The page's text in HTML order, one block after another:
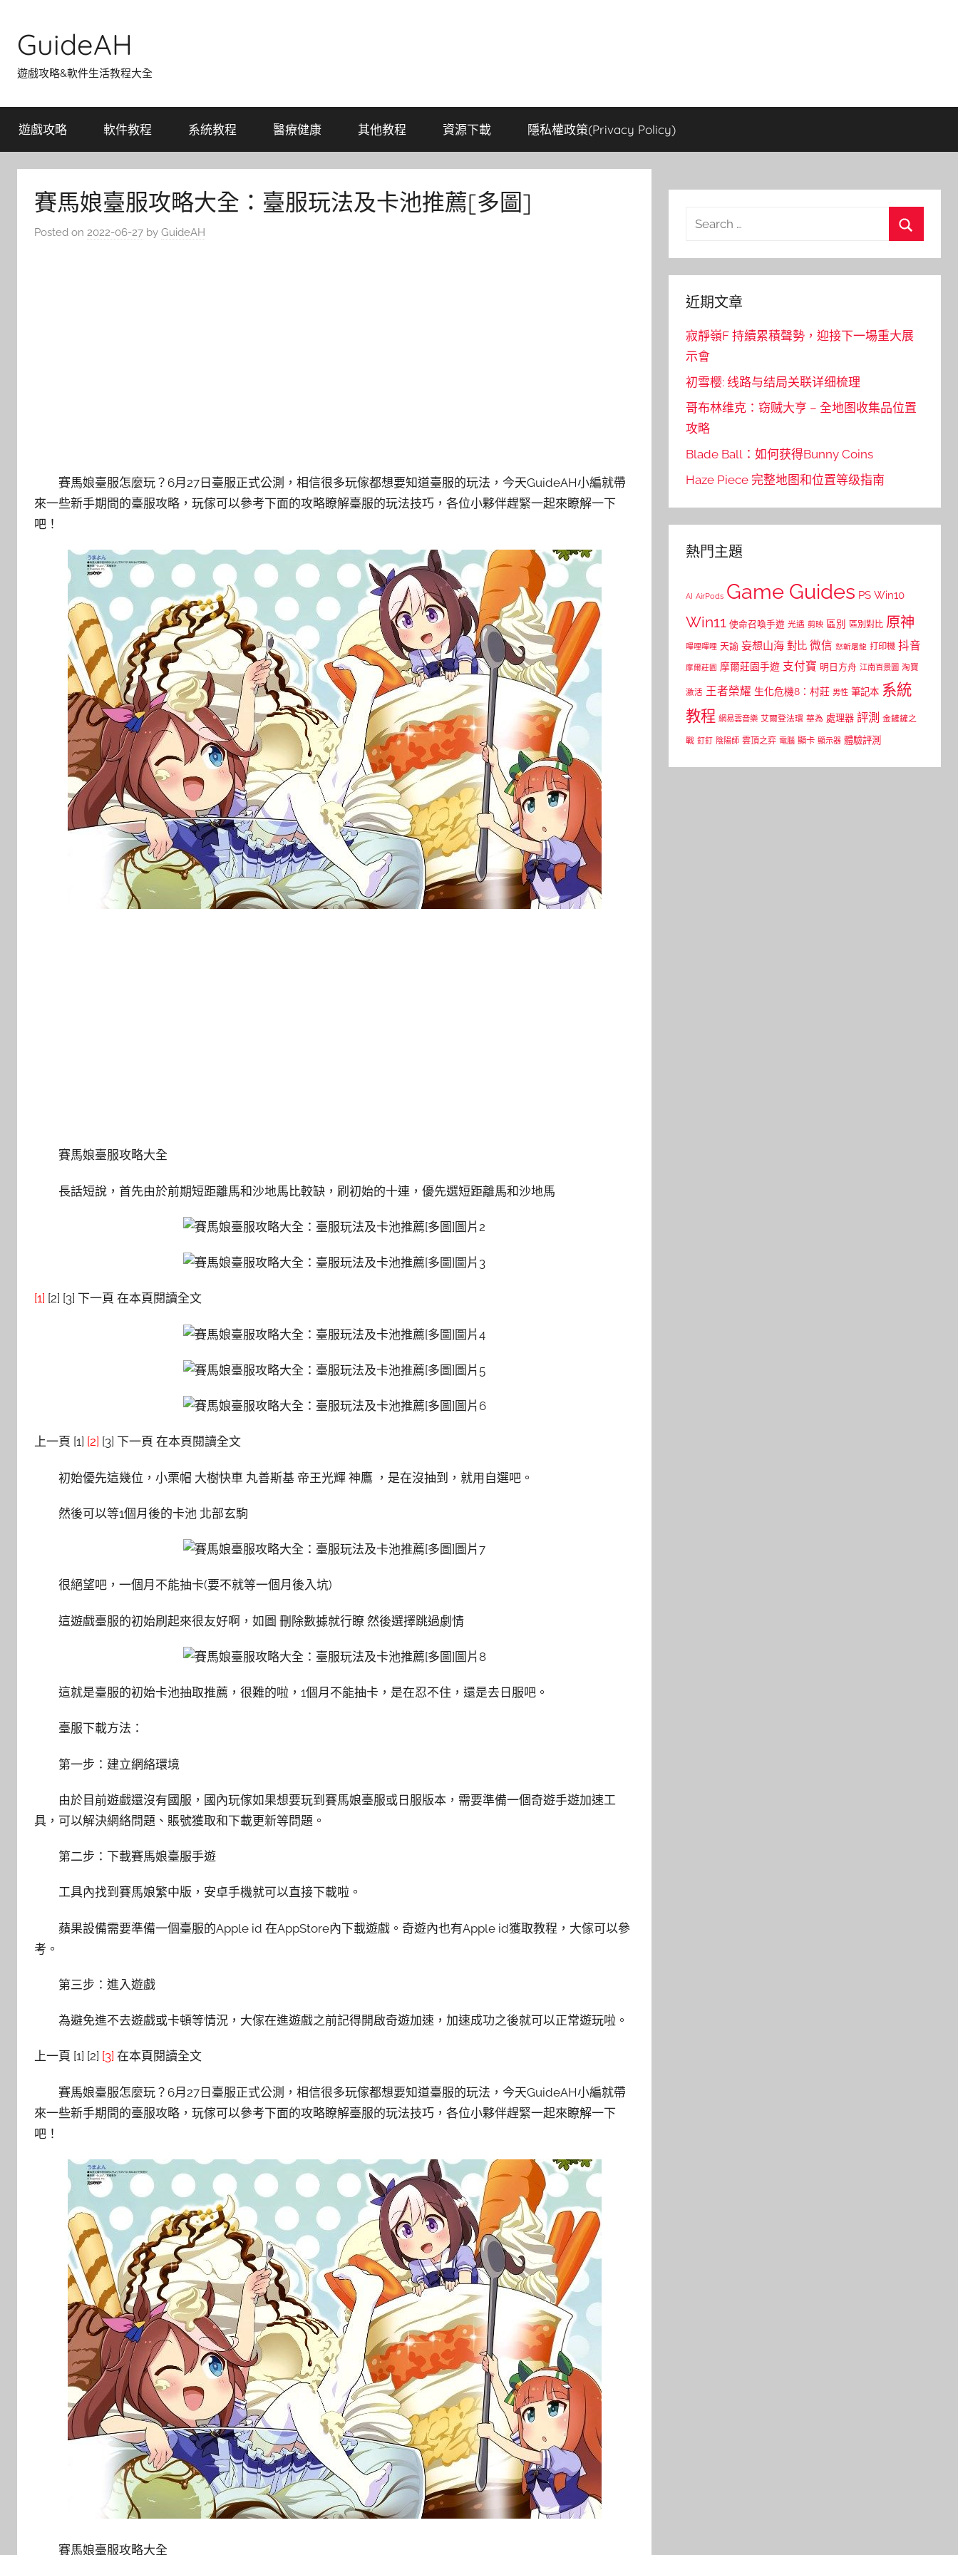
content
GuideAH
遊戲攻略&軟件生活教程大全
遊戲攻略 軟件教程 系統教程 醫療健康 其他教程 資源下載 隱私權政策(Privacy Policy)
賽馬娘臺服攻略大全：臺服玩法及卡池推薦[多圖]
Posted on 2022-06-27 by GuideAH
賽馬娘臺服怎麼玩？6月27日臺服正式公測，相信很多玩傢都想要知道臺服的玩法，今天GuideAH小編就帶
來一些新手期間的臺服攻略，玩傢可以參考下面的攻略瞭解臺服的玩法技巧，各位小夥伴趕緊一起來瞭解一下
吧！
賽馬娘臺服攻略大全
長話短說，首先由於前期短距離馬和沙地馬比較缺，刷初始的十連，優先選短距離馬和沙地馬
[1] [2] [3] 下一頁 在本頁閱讀全文
上一頁 [1] [2] [3] 下一頁 在本頁閱讀全文
初始優先這幾位，小栗帽 大樹快車 丸善斯基 帝王光輝 神鷹 ，是在沒抽到，就用自選吧。
然後可以等1個月後的卡池 北部玄駒
很絕望吧，一個月不能抽卡(要不就等一個月後入坑)
這遊戲臺服的初始刷起來很友好啊，如圖 刪除數據就行瞭 然後選擇跳過劇情
這就是臺服的初始卡池抽取推薦，很難的啦，1個月不能抽卡，是在忍不住，還是去日服吧。
臺服下載方法：
第一步：建立網絡環境
由於目前遊戲還沒有國服，國內玩傢如果想要玩到賽馬娘臺服或日服版本，需要準備一個奇遊手遊加速工
具，可以解決網絡問題、賬號獲取和下載更新等問題。
第二步：下載賽馬娘臺服手遊
工具內找到賽馬娘繁中版，安卓手機就可以直接下載啦。
蘋果設備需要準備一個臺服的Apple id 在AppStore內下載遊戲。奇遊內也有Apple id獲取教程，大傢可以參
考。
第三步：進入遊戲
為避免進不去遊戲或卡頓等情況，大傢在進遊戲之前記得開啟奇遊加速，加速成功之後就可以正常遊玩啦。
上一頁 [1] [2] [3] 在本頁閱讀全文
賽馬娘臺服怎麼玩？6月27日臺服正式公測，相信很多玩傢都想要知道臺服的玩法，今天GuideAH小編就帶
來一些新手期間的臺服攻略，玩傢可以參考下面的攻略瞭解臺服的玩法技巧，各位小夥伴趕緊一起來瞭解一下
吧！
賽馬娘臺服攻略大全
Search
近期文章
寂靜嶺F 持續累積聲勢，迎接下一場重大展
示會
初雪樱: 线路与结局关联详细梳理
哥布林维克：窃贼大亨 – 全地图收集品位置
攻略
Blade Ball：如何获得Bunny Coins
Haze Piece 完整地图和位置等级指南
熱門主題
AI AirPods Game Guides PS Win10
Win11 使命召喚手遊 光遇 剪映 區別 區別對比 原神
嗶哩嗶哩 天諭 妄想山海 對比 微信 怒斬屠龍 打印機 抖音
摩爾莊園 摩爾莊園手遊 支付寶 明日方舟 江南百景圖 淘寶
激活 王者榮耀 生化危機8：村莊 男性 筆記本 系統
教程 網易雲音樂 艾爾登法環 華為 處理器 評測 金鏟鏟之
戰 釘釘 陰陽師 雲頂之弈 電腦 顯卡 顯示器 體驗評測